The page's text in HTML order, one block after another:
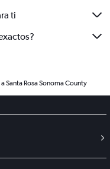
ti
Santa Rosa Sonoma County